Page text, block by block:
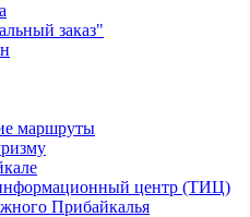
заказ"
маршруты
центр (ТИЦ)
Прибайкалья